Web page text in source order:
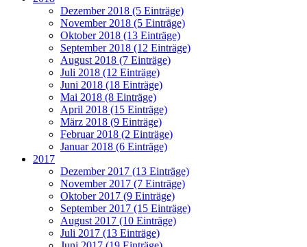
Dezember 2018 (5 Einträge)
November 2018 (5 Einträge)
Oktober 2018 (13 Einträge)
September 2018 (12 Einträge)
August 2018 (7 Einträge)
Juli 2018 (12 Einträge)
Juni 2018 (18 Einträge)
Mai 2018 (8 Einträge)
April 2018 (15 Einträge)
März 2018 (9 Einträge)
Februar 2018 (2 Einträge)
Januar 2018 (6 Einträge)
2017
Dezember 2017 (13 Einträge)
November 2017 (7 Einträge)
Oktober 2017 (9 Einträge)
September 2017 (15 Einträge)
August 2017 (10 Einträge)
Juli 2017 (13 Einträge)